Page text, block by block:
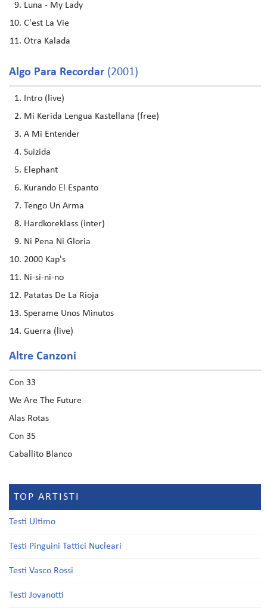
Luna - My Lady
C'est La Vie
Otra Kalada
Algo Para Recordar (2001)
Intro (live)
Mi Kerida Lengua Kastellana (free)
A Mi Entender
Suizida
Elephant
Kurando El Espanto
Tengo Un Arma
Hardkoreklass (inter)
Ni Pena Ni Gloria
2000 Kap's
Ni-si-ni-no
Patatas De La Rioja
Sperame Unos Minutos
Guerra (live)
Altre Canzoni
Con 33
We Are The Future
Alas Rotas
Con 35
Caballito Blanco
TOP ARTISTI
Testi Ultimo
Testi Pinguini Tattici Nucleari
Testi Vasco Rossi
Testi Jovanotti